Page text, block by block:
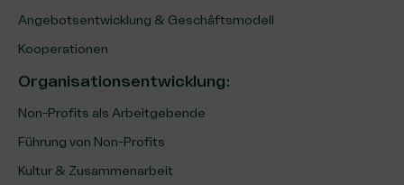
Angebotsentwicklung & Geschäftsmodell
Kooperationen
Organisationsentwicklung:
Non-Profits als Arbeitgebende
Führung von Non-Profits
Kultur & Zusammenarbeit